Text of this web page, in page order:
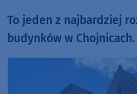
To jeden z najbardziej
budynków w